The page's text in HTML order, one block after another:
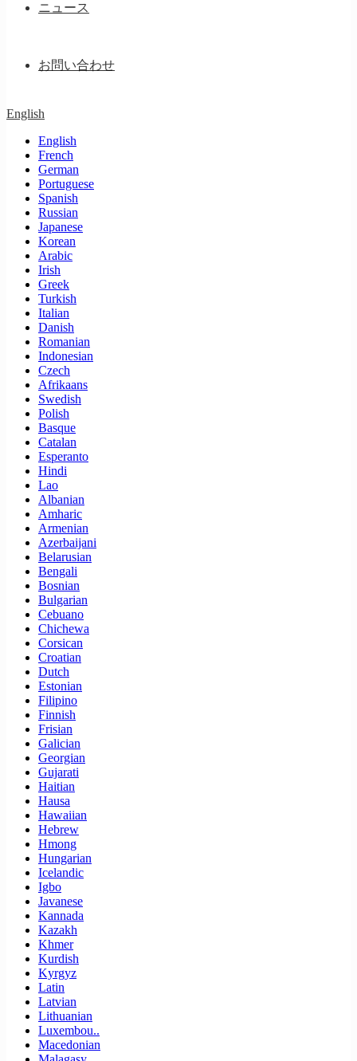
ニュース
お問い合わせ
English
English
French
German
Portuguese
Spanish
Russian
Japanese
Korean
Arabic
Irish
Greek
Turkish
Italian
Danish
Romanian
Indonesian
Czech
Afrikaans
Swedish
Polish
Basque
Catalan
Esperanto
Hindi
Lao
Albanian
Amharic
Armenian
Azerbaijani
Belarusian
Bengali
Bosnian
Bulgarian
Cebuano
Chichewa
Corsican
Croatian
Dutch
Estonian
Filipino
Finnish
Frisian
Galician
Georgian
Gujarati
Haitian
Hausa
Hawaiian
Hebrew
Hmong
Hungarian
Icelandic
Igbo
Javanese
Kannada
Kazakh
Khmer
Kurdish
Kyrgyz
Latin
Latvian
Lithuanian
Luxembou..
Macedonian